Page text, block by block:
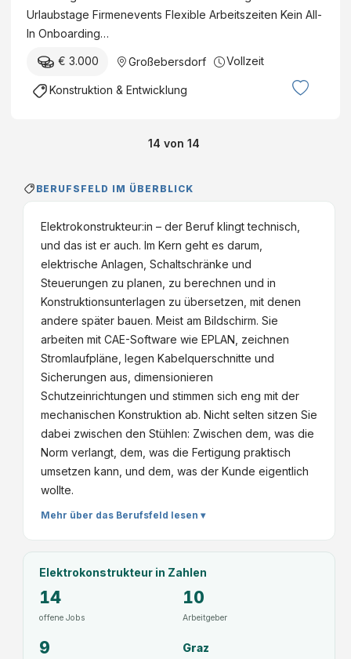
Urlaubstage Firmenevents Flexible Arbeitszeiten Kein All-
In Onboarding…
€ 3.000 Großebersdorf Vollzeit
Konstruktion & Entwicklung
14 von 14
BERUFSFELD IM ÜBERBLICK
Elektrokonstrukteur:in – der Beruf klingt technisch,
und das ist er auch. Im Kern geht es darum,
elektrische Anlagen, Schaltschränke und
Steuerungen zu planen, zu berechnen und in
Konstruktionsunterlagen zu übersetzen, mit denen
andere später bauen. Meist am Bildschirm. Sie
arbeiten mit CAE-Software wie EPLAN, zeichnen
Stromlaufpläne, legen Kabelquerschnitte und
Sicherungen aus, dimensionieren
Schutzeinrichtungen und stimmen sich eng mit der
mechanischen Konstruktion ab. Nicht selten sitzen Sie
dabei zwischen den Stühlen: Zwischen dem, was die
Norm verlangt, dem, was die Fertigung praktisch
umsetzen kann, und dem, was der Kunde eigentlich
wollte.
Mehr über das Berufsfeld lesen ▾
Elektrokonstrukteurin Zahlen
14
offene Jobs
10
Arbeitgeber
9 Graz